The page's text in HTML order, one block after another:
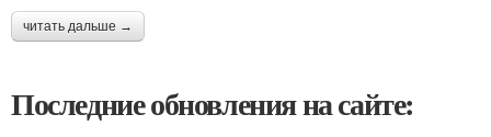
читать дальше →
Последние обновления на сайте: